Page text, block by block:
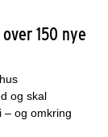
150 nye
og skal
– og omkring